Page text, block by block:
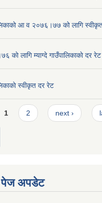
आ व २०७६।७७ को लागि
काे लागि म्याग्दे गाउँपालिकाकाे दर रेट
स्वीकृत दर रेट
1 2 next ›
अपडेट